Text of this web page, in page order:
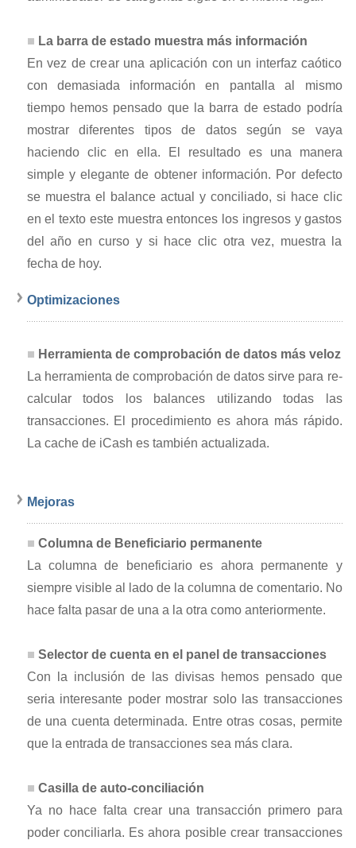
La barra de estado muestra más información
En vez de crear una aplicación con un interfaz caótico
con demasiada información en pantalla al mismo
tiempo hemos pensado que la barra de estado podría
mostrar diferentes tipos de datos según se vaya
haciendo clic en ella. El resultado es una manera
simple y elegante de obtener información. Por defecto
se muestra el balance actual y conciliado, si hace clic
en el texto este muestra entonces los ingresos y gastos
del año en curso y si hace clic otra vez, muestra la
fecha de hoy.
Optimizaciones
Herramienta de comprobación de datos más veloz
La herramienta de comprobación de datos sirve para re-
calcular todos los balances utilizando todas las
transacciones. El procedimiento es ahora más rápido.
La cache de iCash es también actualizada.
Mejoras
Columna de Beneficiario permanente
La columna de beneficiario es ahora permanente y
siempre visible al lado de la columna de comentario. No
hace falta pasar de una a la otra como anteriormente.
Selector de cuenta en el panel de transacciones
Con la inclusión de las divisas hemos pensado que
seria interesante poder mostrar solo las transacciones
de una cuenta determinada. Entre otras cosas, permite
que la entrada de transacciones sea más clara.
Casilla de auto-conciliación
Ya no hace falta crear una transacción primero para
poder conciliarla. Es ahora posible crear transacciones